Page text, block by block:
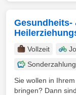
Gesundheits-
Vollzeit
Sonderzahlung
Sie wollen in
bringen? Dann